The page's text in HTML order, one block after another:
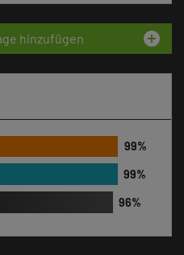
hinzufügen add_circle